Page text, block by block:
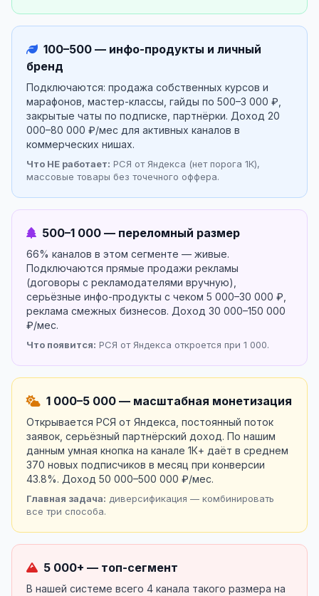
100–500 — инфо-продукты и личный
бренд
Подключаются: продажа собственных курсов и
марафонов, мастер-классы, гайды по 500–3 000 ₽,
закрытые чаты по подписке, партнёрки. Доход 20
000–80 000 ₽/мес для активных каналов в
коммерческих нишах.
Что НЕ работает: РСЯ от Яндекса (нет порога 1К),
массовые товары без точечного оффера.
500–1 000 — переломный размер
66% каналов в этом сегменте — живые.
Подключаются прямые продажи рекламы
(договоры с рекламодателями вручную),
серьёзные инфо-продукты с чеком 5 000–30 000 ₽,
реклама смежных бизнесов. Доход 30 000–150 000
₽/мес.
Что появится: РСЯ от Яндекса откроется при 1 000.
1 000–5 000 — масштабная монетизация
Открывается РСЯ от Яндекса, постоянный поток
заявок, серьёзный партнёрский доход. По нашим
данным умная кнопка на канале 1К+ даёт в среднем
370 новых подписчиков в месяц при конверсии
43.8%. Доход 50 000–500 000 ₽/мес.
Главная задача: диверсификация — комбинировать
все три способа.
5 000+ — топ-сегмент
В нашей системе всего 4 канала такого размера на